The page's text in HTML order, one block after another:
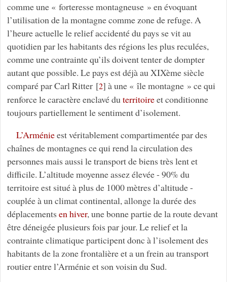
comme une « forteresse montagneuse » en évoquant
l’utilisation de la montagne comme zone de refuge. A
l’heure actuelle le relief accidenté du pays se vit au
quotidien par les habitants des régions les plus reculées,
comme une contrainte qu’ils doivent tenter de dompter
autant que possible. Le pays est déjà au XIXème siècle
comparé par Carl Ritter[2] à une « île montagne » ce qui
renforce le caractère enclavé duterritoireet conditionne
toujours partiellement le sentiment d’isolement.
L’Arménieest véritablement compartimentée par des
chaînes de montagnes ce qui rend la circulation des
personnes mais aussi le transport de biens très lent et
difficile. L’altitude moyenne assez élevée - 90% du
territoire est situé à plus de 1000 mètres d’altitude -
couplée à un climat continental, allonge la durée des
déplacements en hiver, une bonne partie de la route devant
être déneigée plusieurs fois par jour. Le relief et la
contrainte climatique participent donc à l’isolement des
habitants de la zone frontalière et a un frein au transport
routier entre l’Arménie et son voisin du Sud.